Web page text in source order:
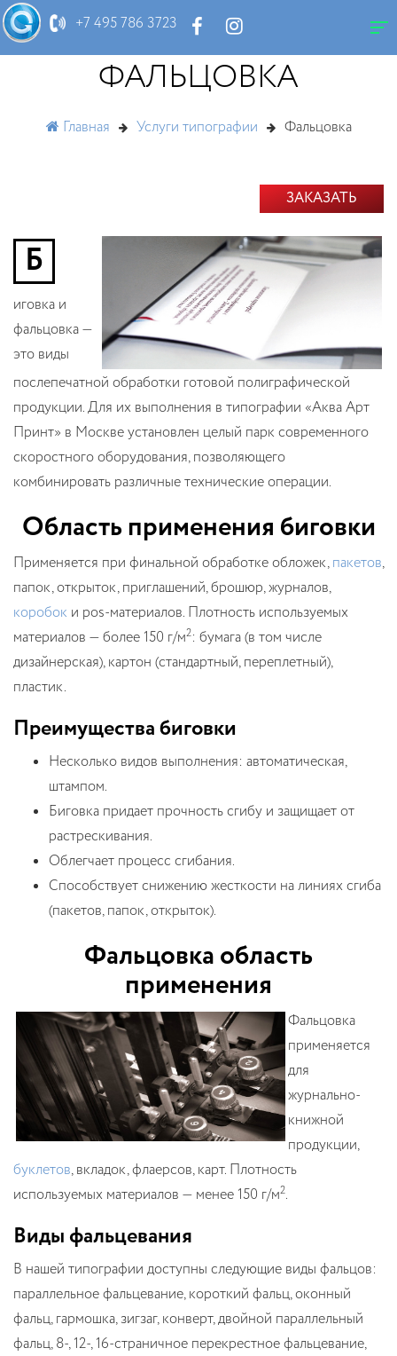
+7 495 786 3723
ФАЛЬЦОВКА
Главная Услуги типографии Фальцовка
ЗАКАЗАТЬ
Б
иговка и
фальцовка —
это виды
послепечатной обработки готовой полиграфической
продукции. Для их выполнения в типографии «Аква Арт
Принт» в Москве установлен целый парк современного
скоростного оборудования, позволяющего
комбинировать различные технические операции.
Область применения биговки
Применяется при финальной обработке обложек,пакетов,
папок, открыток, приглашений, брошюр, журналов,
коробок и pos-материалов. Плотность используемых
материалов — более 150 г/м2: бумага (в том числе
дизайнерская), картон (стандартный, переплетный),
пластик.
Преимущества биговки
Несколько видов выполнения: автоматическая,
штампом.
Биговка придает прочность сгибу и защищает от
растрескивания.
Облегчает процесс сгибания.
Способствует снижению жесткости на линиях сгиба
(пакетов, папок, открыток).
Фальцовка область
применения
Фальцовка
применяется
для
журнально-
книжной
продукции,
буклетов, вкладок, флаерсов, карт. Плотность
используемых материалов — менее 150 г/м2.
Виды фальцевания
В нашей типографии доступны следующие виды фальцов:
параллельное фальцевание, короткий фальц, оконный
фальц, гармошка, зигзаг, конверт, двойной параллельный
фальц, 8-, 12-, 16-страничное перекрестное фальцевание,